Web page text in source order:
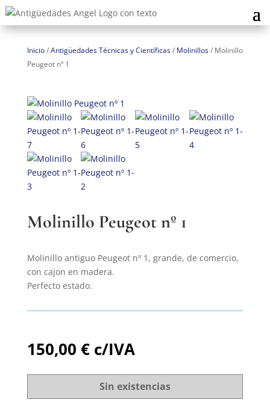
Inicio/Antigüedades Técnicas y Científicas/ Molinillos/ Molinillo
Peugeot nº 1
Molinillo Peugeot nº 1
Molinillo antiguo Peugeot nº 1, grande, de comercio,
con cajon en madera.
Perfecto estado.
150,00 € c/IVA
Sin existencias